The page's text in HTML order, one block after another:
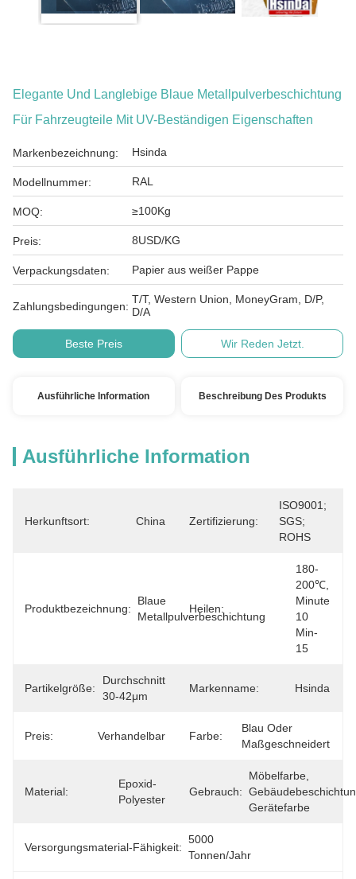
Elegante Und Langlebige Blaue Metallpulverbeschichtung
Für Fahrzeugteile Mit UV-Beständigen Eigenschaften
Markenbezeichnung: Hsinda
Modellnummer: RAL
MOQ: ≥100Kg
Preis: 8USD/KG
Verpackungsdaten: Papier aus weißer Pappe
Zahlungsbedingungen:
T/T, Western Union, MoneyGram, D/P,
D/A
Beste Preis Wir Reden Jetzt.
Ausführliche Information Beschreibung Des Produkts
Ausführliche Information
Herkunftsort: China Zertifizierung:
ISO9001;
SGS;
ROHS
Produktbezeichnung:
Blaue
Metallpulverbeschichtung
Heilen:
180-
200℃,
Minute
10
Min-
15
Partikelgröße:
Durchschnitt
30-42μm
Markenname: Hsinda
Preis: Verhandelbar Farbe:
Blau Oder
Maßgeschneidert
Material:
Epoxid-
Polyester
Gebrauch:
Möbelfarbe,
Gerätefarbe
Versorgungsmaterial-Fähigkeit:
5000
Tonnen/Jahr